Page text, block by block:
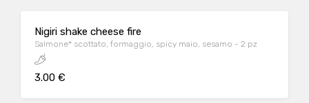
Nigiri shake cheese fire
Salmone* scottato, formaggio, spicy maio, sesamo - 2 pz
3.00 €